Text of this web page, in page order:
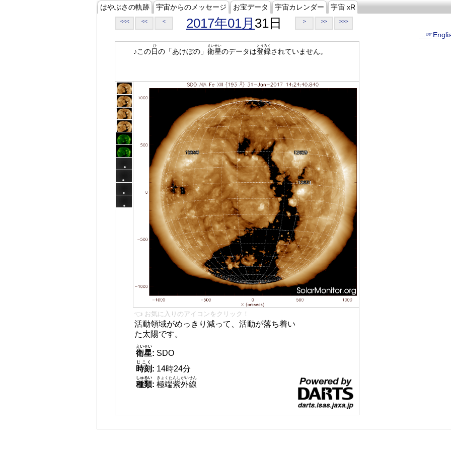
はやぶさの軌跡 宇宙からのメッセージ お宝データ 宇宙カレンダー 宇宙 xR
<<< << < 2017年01月 31日 > >> >>>
♪この日
ひ
の「あけぼの」 衛星
えいせい
のデータは登録
とうろく
されていません。
👈 お気に入りのアイコンをクリック！
活動領域がめっきり減って、活動が落ち着い
た太陽です。
衛星
えいせい
: SDO
時刻
じこく
: 14時24分
種類
しゅるい
: 極端紫外線
きょくたんしがいせん